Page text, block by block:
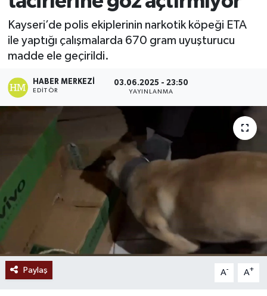
Kayseri’de polis ekiplerinin narkotik köpeği ETA
ile yaptığı çalışmalarda 670 gram uyuşturucu
madde ele geçirildi.
HABER MERKEZI
EDITÖR
03.06.2025 - 23:50
YAYINLANMA
Paylaş A- A+
Ekonomi
Sağlık
Tokat Haber